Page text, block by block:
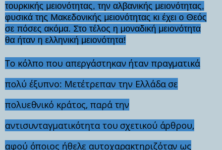
τουρκικής μειονότητας, την αλβανικής μειονότητας,
φυσικά της Μακεδονικής μειονότητας κι έχει ο Θεός
σε πόσες ακόμα. Στο τέλος η μοναδική μειονότητα
θα ήταν η ελληνική μειονότητα!
Το κόλπο που απεργάστηκαν ήταν πραγματικά
πολύ έξυπνο: Μετέτρεπαν την Ελλάδα σε
πολυεθνικό κράτος, παρά την
αντισυνταγματικότητα του σχετικού άρθρου,
αφού όποιος ήθελε αυτοχαρακτηριζόταν ως